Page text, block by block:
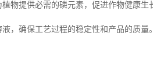
物提供必需的磷元素，促进作物健康生
，确保工艺过程的稳定性和产品的质量。